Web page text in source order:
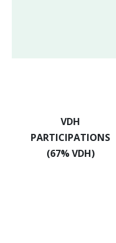
VDH
PARTICIPATIONS
(67% VDH)